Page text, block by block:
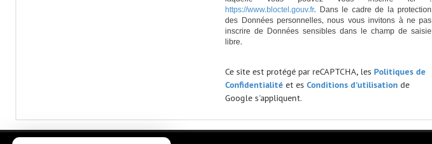
https://www.bloctel.gouv.fr. Dans le cadre de la protection
des Données personnelles, nous vous invitons à ne pas
inscrire de Données sensibles dans le champ de saisie
libre.
Ce site est protégé par reCAPTCHA, les Politiques de
Confidentialité et es Conditions d'utilisation de
Google s'appliquent.